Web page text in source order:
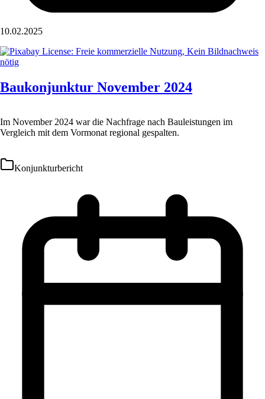
10.02.2025
Baukonjunktur November 2024
Im November 2024 war die Nachfrage nach Bauleistungen im
Vergleich mit dem Vormonat regional gespalten.
Konjunkturbericht